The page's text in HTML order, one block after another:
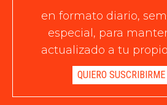
en formato diario,
especial, para
actualizado a tu
QUIERO SUSCRIBIRME